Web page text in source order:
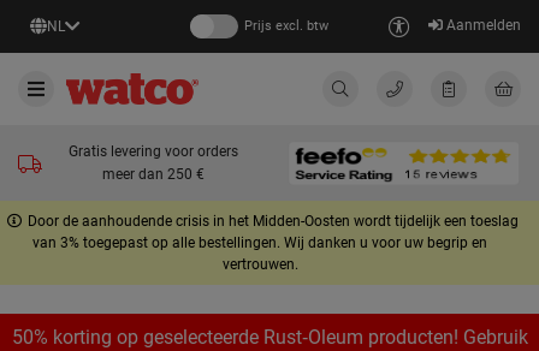
NL Prijs excl. btw Aanmelden
Gratis levering voor orders
meer dan 250 €
Door de aanhoudende crisis in het Midden-Oosten wordt tijdelijk een toeslag
van 3% toegepast op alle bestellingen. Wij danken u voor uw begrip en
vertrouwen.
50% korting op geselecteerde Rust‑Oleum producten! Gebruik